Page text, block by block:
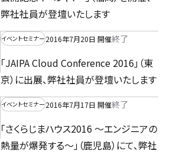
弊社社員が登壇いたします
イベントセミナー2016年7月20日 開催終了
「JAIPA Cloud Conference 2016」（東
京）に出展、弊社社員が登壇いたします
イベントセミナー2016年7月17日 開催終了
「さくらじまハウス2016 ～エンジニアの
熱量が爆発する～」（鹿児島）にて、弊社